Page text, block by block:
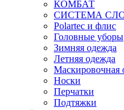
КОМБАТ
СИСТЕМА
Polartec и флис
Головные уборы
Зимняя одежда
Летняя одежда
Маскировочная
Носки
Перчатки
Подтяжки